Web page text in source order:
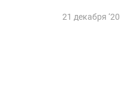
21 декабря ‘20